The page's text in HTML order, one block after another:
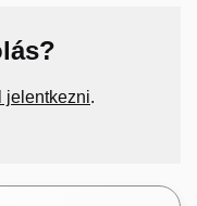
jelentkezni.